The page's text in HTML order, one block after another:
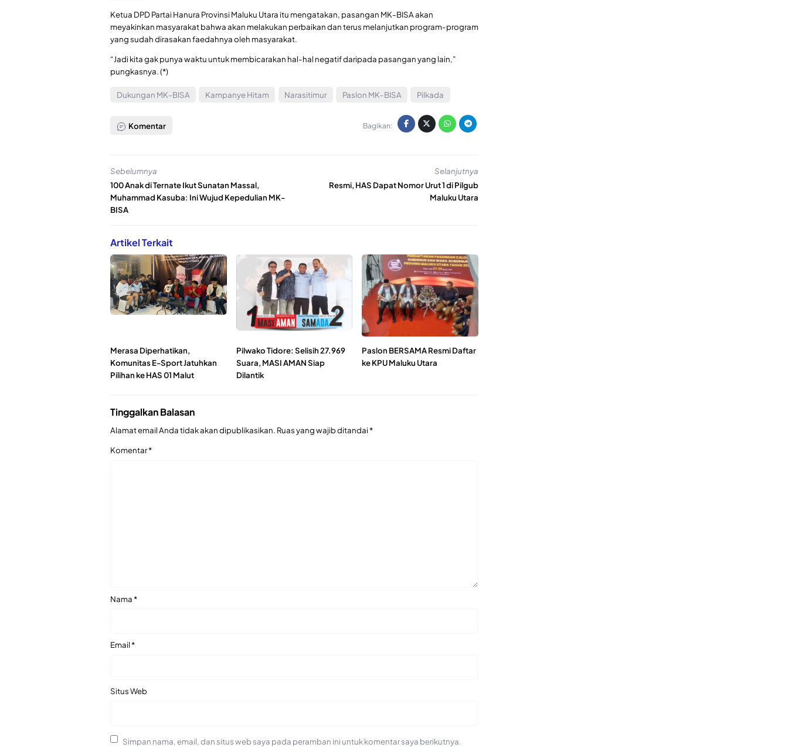
Ketua DPD Partai Hanura Provinsi Maluku Utara itu mengatakan, pasangan MK-BISA akan
meyakinkan masyarakat bahwa akan melakukan perbaikan dan terus melanjutkan program-program
yang sudah dirasakan faedahnya oleh masyarakat.
“Jadi kita gak punya waktu untuk membicarakan hal-hal negatif daripada pasangan yang lain,”
pungkasnya. (*)
Dukungan MK-BISA Kampanye Hitam Narasitimur Paslon MK-BISA Pilkada
Komentar Bagikan:
Sebelumnya
100 Anak di Ternate Ikut Sunatan Massal,
Muhammad Kasuba: Ini Wujud Kepedulian MK-
BISA
Selanjutnya
Resmi, HAS Dapat Nomor Urut 1 di Pilgub
Maluku Utara
Artikel Terkait
Merasa Diperhatikan,
Komunitas E-Sport Jatuhkan
Pilihan ke HAS 01 Malut
Pilwako Tidore: Selisih 27.969
Suara, MASI AMAN Siap
Dilantik
Paslon BERSAMA Resmi Daftar
ke KPU Maluku Utara
Tinggalkan Balasan
Alamat email Anda tidak akan dipublikasikan. Ruas yang wajib ditandai*
Komentar*
Nama*
Email*
Situs Web
Simpan nama, email, dan situs web saya pada peramban ini untuk komentar saya berikutnya.